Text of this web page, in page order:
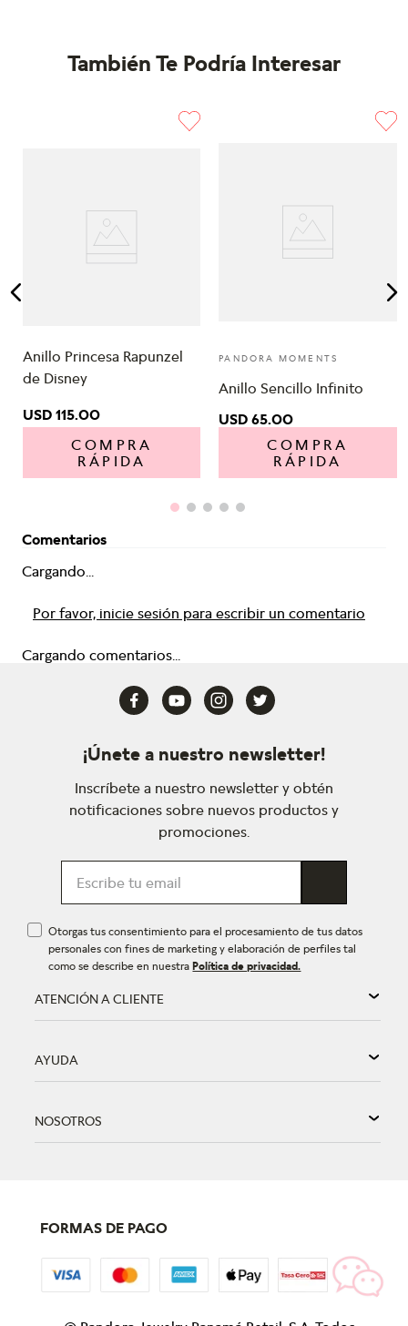
También Te Podría Interesar
Anillo Princesa Rapunzel
de Disney
USD 115.00
COMPRA
RÁPIDA
PANDORA MOMENTS
Anillo Sencillo Infinito
USD 65.00
COMPRA
RÁPIDA
Comentarios
Cargando...
Por favor, inicie sesión para escribir un comentario
Cargando comentarios...
¡Únete a nuestro newsletter!
Inscríbete a nuestro newsletter y obtén
notificaciones sobre nuevos productos y
promociones.
Otorgas tus consentimiento para el procesamiento de tus datos
personales con fines de marketing y elaboración de perfiles tal
como se describe en nuestraPolítica de privacidad.
ATENCIÓN A CLIENTE
AYUDA
NOSOTROS
FORMAS DE PAGO